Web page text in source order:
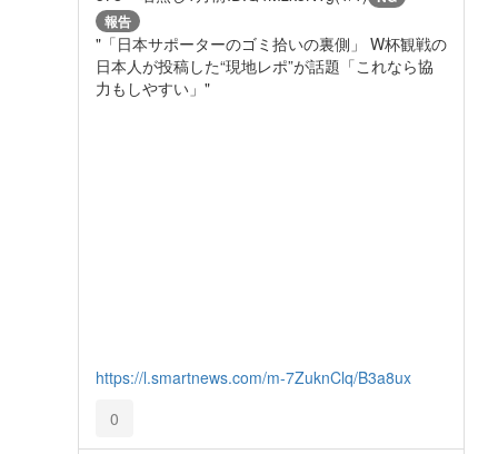
報告
"「日本サポーターのゴミ拾いの裏側」 W杯観戦の
日本人が投稿した“現地レポ”が話題「これなら協
力もしやすい」"
https://l.smartnews.com/m-7ZuknClq/B3a8ux
0